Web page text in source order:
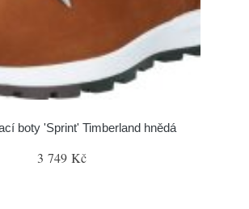
boty 'Sprint' Timberland hnědá
3 749 Kč